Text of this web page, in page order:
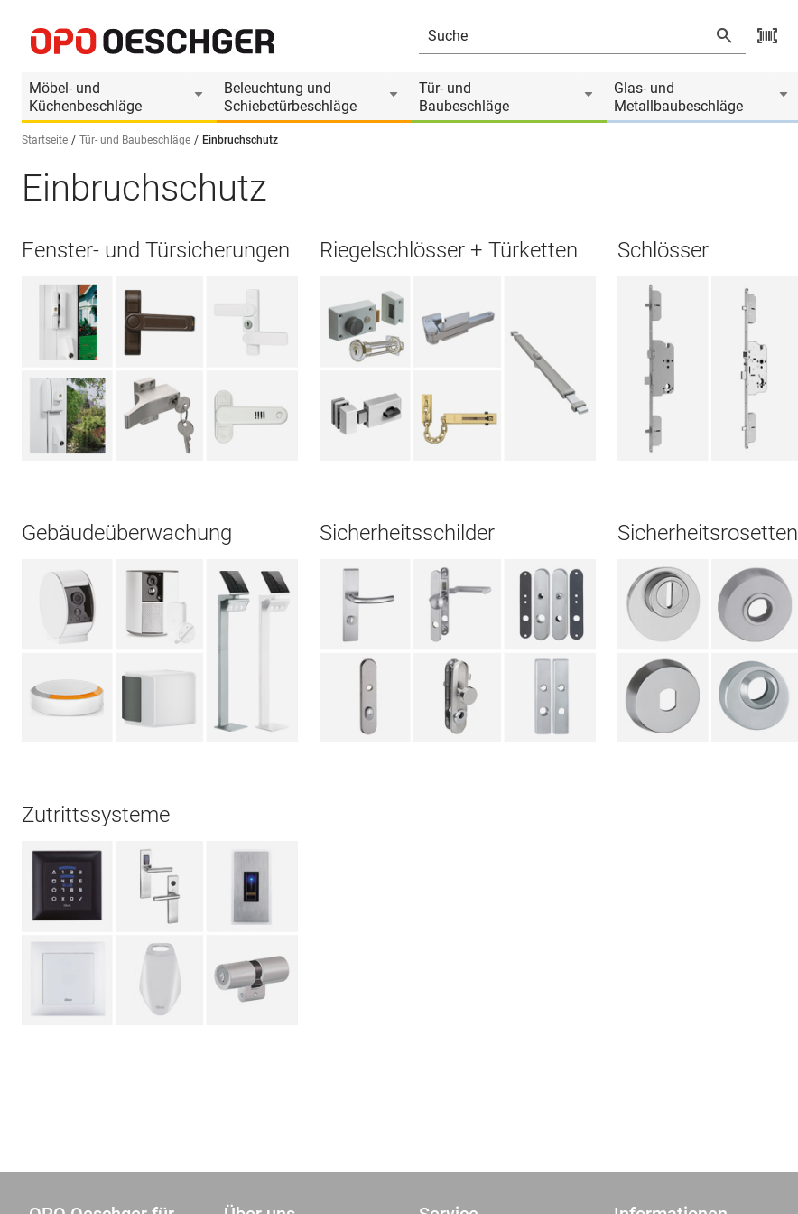
Möbel- und
Küchenbeschläge
Beleuchtung und
Schiebetürbeschläge
Tür- und
Baubeschläge
Glas- und
Metallbaubeschläge
Sprache wählen (DE)
Startseite Tür- und Baubeschläge Einbruchschutz
Einbruchschutz
Fenster- und Türsicherungen Riegelschlösser + Türketten Schlösser
Gebäudeüberwachung Sicherheitsschilder Sicherheitsrosetten
Zutrittssysteme